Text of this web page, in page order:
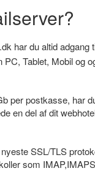
har du altid adgang
PC, Tablet, Mobil og
per postkasse, har
en del af dit
SSL/TLS
som